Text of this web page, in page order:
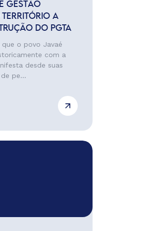
GESTÃO
A
DO PGTA
que o povo Javaé
com a
desde suas
pe...